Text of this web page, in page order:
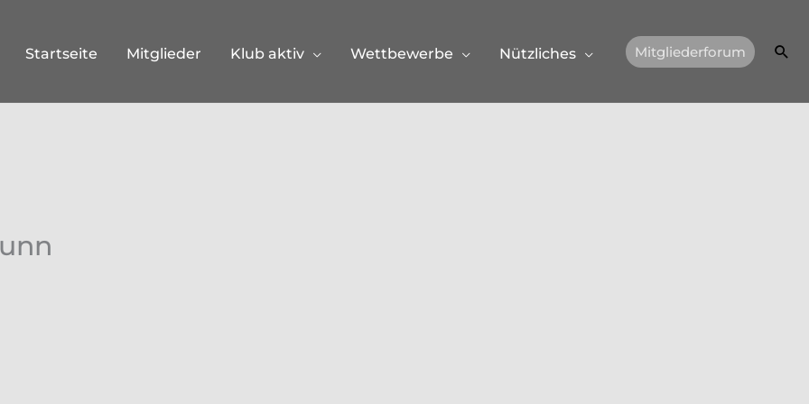
Startseite Mitglieder Klub aktiv Wettbewerbe Nützliches Mitgliederforum